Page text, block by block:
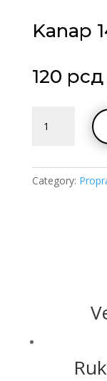
Kanap
120 рсд
14mm
Category: